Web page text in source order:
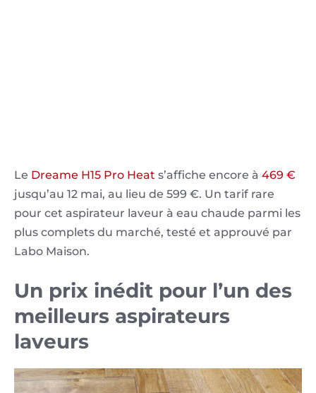
Le Dreame H15 Pro Heat s’affiche encore à 469 €
jusqu’au 12 mai, au lieu de 599 €. Un tarif rare
pour cet aspirateur laveur à eau chaude parmi les
plus complets du marché, testé et approuvé par
Labo Maison.
Un prix inédit pour l’un des
meilleurs aspirateurs
laveurs